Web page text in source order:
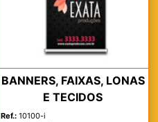
BANNERS, FAIXAS, LONAS
E TECIDOS
Ref.: 10100-i